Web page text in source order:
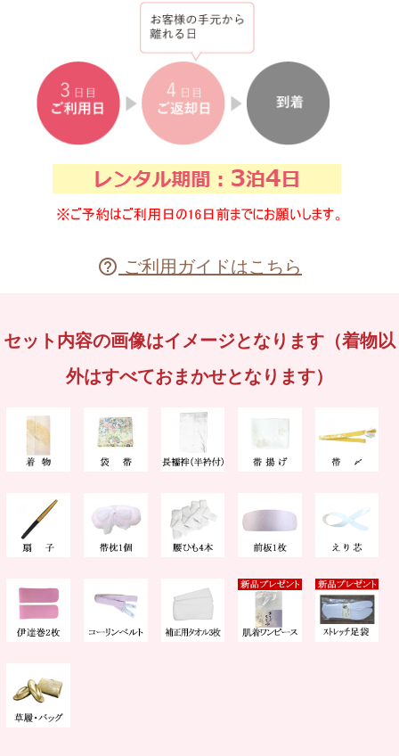
 ご利用ガイドはこちら
セット内容の画像はイメージとなります（着物以
外はすべておまかせとなります）